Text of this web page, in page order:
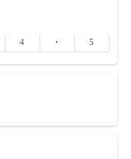
4 ･ 5